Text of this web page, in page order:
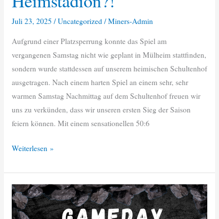
Juli 23, 2025 /Uncategorized/Miners-Admin
Aufgrund einer Platzsperrung konnte das Spiel am
vergangenen Samstag nicht wie geplant in Mülheim stattfinden,
sondern wurde stattdessen auf unserem heimischen Schultenhof
ausgetragen. Nach einem harten Spiel an einem sehr, sehr
warmen Samstag Nachmittag auf dem Schultenhof freuen wir
uns zu verkünden, dass wir unseren ersten Sieg der Saison
feiern können. Mit einem sensationellen 50:6
Auswärtssieg
Heimstadion?!
Weiterlesen »